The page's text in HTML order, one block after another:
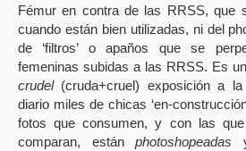
Fémur en contra de las RRSS, que
cuando están bien utilizadas, ni del
de ‘filtros’ o apaños que se
femeninas subidas a las RRSS. Es
crudel(cruda+cruel) exposición a
diario miles de chicas ‘en-
fotos que consumen, y con las que
comparan, están photoshopeadas